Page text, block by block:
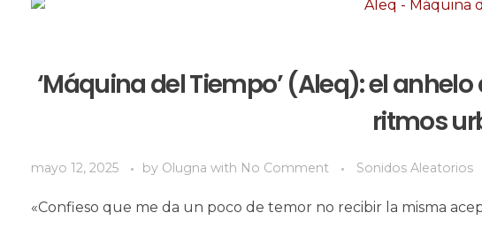
‘Máquina del Tiempo’ (Aleq): el
ritmos
mayo 12, 2025 by Olugna with No Comment Sonidos Aleatorios
«Confieso que me da un poco de temor no recibir la misma